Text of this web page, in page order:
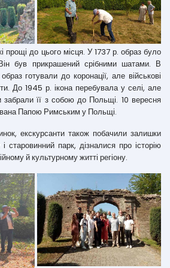
прощі до цього місця. У 1737 р. образ було
був прикрашений срібними шатами. В
готували до коронації, але військові
До 1945 р. ікона перебувала у селі, але
забрали її з собою до Польщі. 10 вересня
Папою Римським у Польщі.
екскурсанти також побачили залишки
старовинний парк, дізналися про історію
й культурному житті регіону.